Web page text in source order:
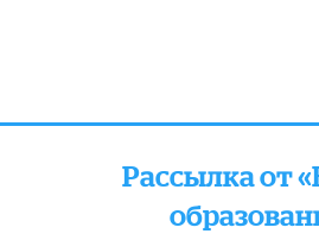
Рассылка от